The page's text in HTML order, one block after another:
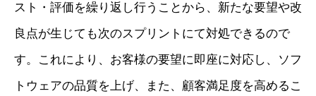
スト・評価を繰り返し行うことから、新たな要望や改
良点が生じても次のスプリントにて対処できるので
す。これにより、お客様の要望に即座に対応し、ソフ
トウェアの品質を上げ、また、顧客満足度を高めるこ